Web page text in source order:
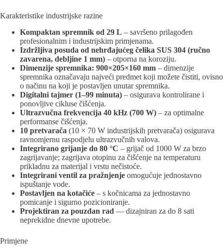
Karakteristike industrijske razine
Kompaktan spremnik od 29 L – savršeno prilagođen
profesionalnim i industrijskim primjenama.
Izdržljiva posuda od nehrđajućeg čelika SUS 304 (ručno
zavarena, debljine 1 mm) – otporna na koroziju.
Dimenzije spremnika: 900×205×160 mm – dimenzije
spremnika označavaju najveći predmet koji možete čistiti, ovisno
o načinu na koji je postavljen unutar spremnika.
Digitalni tajmer (1–99 minuta) – osigurava kontrolirane i
ponovljive cikluse čišćenja.
Ultrazvučna frekvencija 40 kHz (700 W) – za optimalne
performanse čišćenja.
10 pretvarača (10 × 70 W industrijskih pretvarača) osigurava
ravnomjernu raspodjelu ultrazvučnih valova.
Integrirano grijanje do 80 °C – grijač od 1000 W za brzo
zagrijavanje; zagrijava otopinu za čišćenje na temperaturu
prikladnu za materijal i vrstu nečistoće.
Integrirani ventil za pražnjenje omogućuje jednostavno
ispuštanje vode.
Postavljen na kotačiće – s kočnicama za jednostavno
pomicanje i sigurno pozicioniranje.
Projektiran za pouzdan rad — dizajniran za do 8 sati
neprekidne dnevne upotrebe.
Primjene